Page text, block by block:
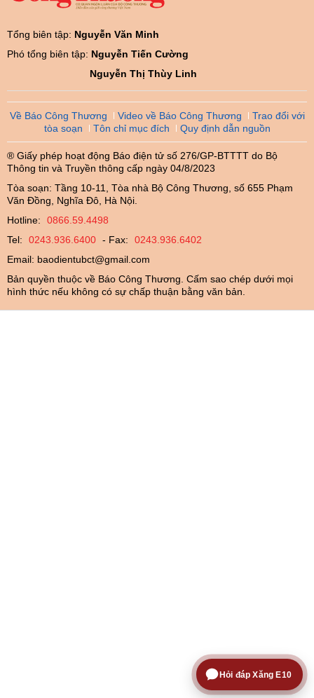
Tổng biên tập: Nguyễn Văn Minh
Phó tổng biên tập: Nguyễn Tiến Cường
Nguyễn Thị Thùy Linh
Về Báo Công Thương Video về Báo Công Thương
Trao đổi với
tòa soạn
Tôn chỉ mục đích Quy định dẫn nguồn
® Giấy phép hoạt động Báo điện tử số 276/GP-BTTTT do Bộ
Thông tin và Truyền thông cấp ngày 04/8/2023
Tòa soạn: Tầng 10-11, Tòa nhà Bộ Công Thương, số 655 Phạm
Văn Đồng, Nghĩa Đô, Hà Nội.
Hotline:
0866.59.4498
Tel:
0243.936.6400 - Fax:
0243.936.6402
Email: baodientubct@gmail.com
Bản quyền thuộc về Báo Công Thương. Cấm sao chép dưới mọi
hình thức nếu không có sự chấp thuận bằng văn bản.
Hỏi đáp Xăng E10